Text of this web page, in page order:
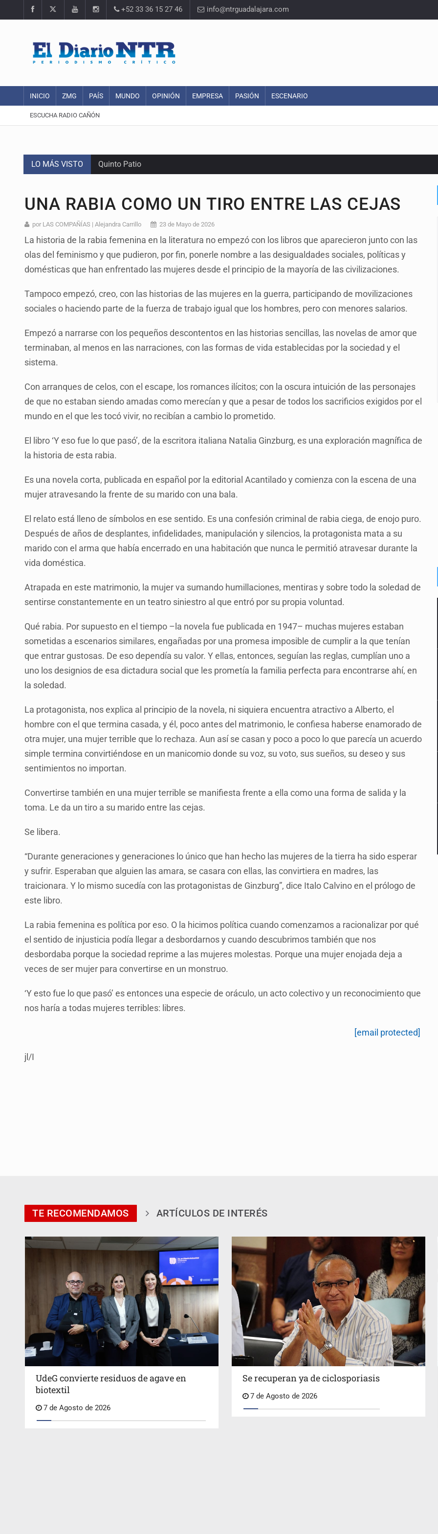
+52 33 36 15 27 46 info@ntrguadalajara.com
INICIO ZMG PAÍS MUNDO OPINIÓN EMPRESA PASIÓN ESCENARIO
ESCUCHA RADIO CAÑÓN
LO MÁS VISTO Quinto Patio
SCJN ordena al Congreso de Jalisco eliminar la adopción simple
Fiscalía exhuma 126 cuerpos de 32 fosas
Al archivo la mitad de quejas contra el Siapa
Ya hay solicitud de audiencia de imputación en caso Eli Castro
Buscan mantener tradiciones con Feria Corazón de Artesano
UdeG convierte residuos de agave en biotextil
UNA RABIA COMO UN TIRO ENTRE LAS CEJAS
por LAS COMPAÑÍAS | Alejandra Carrillo 23 de Mayo de 2026
La historia de la rabia femenina en la literatura no empezó con los libros que aparecieron junto con las
olas del feminismo y que pudieron, por fin, ponerle nombre a las desigualdades sociales, políticas y
domésticas que han enfrentado las mujeres desde el principio de la mayoría de las civilizaciones.
Tampoco empezó, creo, con las historias de las mujeres en la guerra, participando de movilizaciones
sociales o haciendo parte de la fuerza de trabajo igual que los hombres, pero con menores salarios.
Empezó a narrarse con los pequeños descontentos en las historias sencillas, las novelas de amor que
terminaban, al menos en las narraciones, con las formas de vida establecidas por la sociedad y el
sistema.
Con arranques de celos, con el escape, los romances ilícitos; con la oscura intuición de las personajes
de que no estaban siendo amadas como merecían y que a pesar de todos los sacrificios exigidos por el
mundo en el que les tocó vivir, no recibían a cambio lo prometido.
El libro ‘Y eso fue lo que pasó’, de la escritora italiana Natalia Ginzburg, es una exploración magnífica de
la historia de esta rabia.
Es una novela corta, publicada en español por la editorial Acantilado y comienza con la escena de una
mujer atravesando la frente de su marido con una bala.
El relato está lleno de símbolos en ese sentido. Es una confesión criminal de rabia ciega, de enojo puro.
Después de años de desplantes, infidelidades, manipulación y silencios, la protagonista mata a su
marido con el arma que había encerrado en una habitación que nunca le permitió atravesar durante la
vida doméstica.
Atrapada en este matrimonio, la mujer va sumando humillaciones, mentiras y sobre todo la soledad de
sentirse constantemente en un teatro siniestro al que entró por su propia voluntad.
Qué rabia. Por supuesto en el tiempo –la novela fue publicada en 1947– muchas mujeres estaban
sometidas a escenarios similares, engañadas por una promesa imposible de cumplir a la que tenían
que entrar gustosas. De eso dependía su valor. Y ellas, entonces, seguían las reglas, cumplían uno a
uno los designios de esa dictadura social que les prometía la familia perfecta para encontrarse ahí, en
la soledad.
La protagonista, nos explica al principio de la novela, ni siquiera encuentra atractivo a Alberto, el
hombre con el que termina casada, y él, poco antes del matrimonio, le confiesa haberse enamorado de
otra mujer, una mujer terrible que lo rechaza. Aun así se casan y poco a poco lo que parecía un acuerdo
simple termina convirtiéndose en un manicomio donde su voz, su voto, sus sueños, su deseo y sus
sentimientos no importan.
Convertirse también en una mujer terrible se manifiesta frente a ella como una forma de salida y la
toma. Le da un tiro a su marido entre las cejas.
Se libera.
“Durante generaciones y generaciones lo único que han hecho las mujeres de la tierra ha sido esperar
y sufrir. Esperaban que alguien las amara, se casara con ellas, las convirtiera en madres, las
traicionara. Y lo mismo sucedía con las protagonistas de Ginzburg”, dice Italo Calvino en el prólogo de
este libro.
La rabia femenina es política por eso. O la hicimos política cuando comenzamos a racionalizar por qué
el sentido de injusticia podía llegar a desbordarnos y cuando descubrimos también que nos
desbordaba porque la sociedad reprime a las mujeres molestas. Porque una mujer enojada deja a
veces de ser mujer para convertirse en un monstruo.
‘Y esto fue lo que pasó’ es entonces una especie de oráculo, un acto colectivo y un reconocimiento que
nos haría a todas mujeres terribles: libres.
[email protected]
jl/I
TE RECOMENDAMOS ARTÍCULOS DE INTERÉS
UdeG convierte residuos de agave en
biotextil
7 de Agosto de 2026
Se recuperan ya de ciclosporiasis
7 de Agosto de 2026